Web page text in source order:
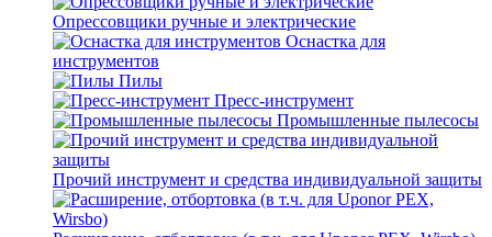
Опрессовщики ручные и электрические
Оснастка для
инструментов
Пилы
Пресс-инструмент
Промышленные пылесосы
Прочий инструмент и средства индивидуальной защиты